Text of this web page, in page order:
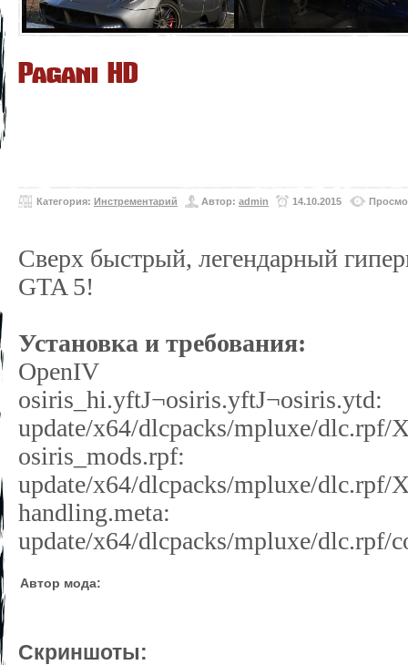
Pagani HD
Категория: Инстрементарий Автор: admin 14.10.2015
Сверх быстрый, легендарный
GTA 5!
Установка и требования:
OpenIV
osiris_hi.yftЈ¬osiris.yftЈ¬osiris.ytd:
update/x64/dlcpacks/mpluxe/dlc.rpf/
osiris_mods.rpf:
update/x64/dlcpacks/mpluxe/dlc.rpf/
handling.meta:
update/x64/dlcpacks/mpluxe/dlc.rpf/
Автор мода:
Скриншоты: